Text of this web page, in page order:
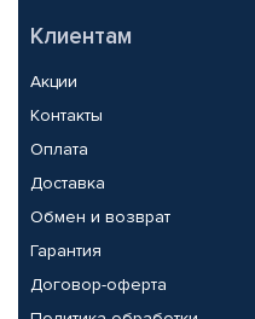
Клиентам
Акции
Контакты
Оплата
Доставка
Обмен и возврат
Гарантия
Договор-оферта